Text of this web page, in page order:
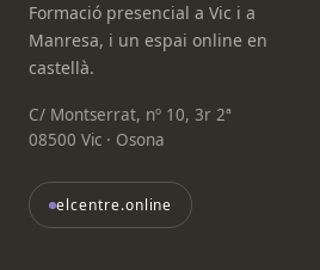
Formació presencial a Vic i a
Manresa, i un espai online en
castellà.
C/ Montserrat, nº 10, 3r 2ª
08500 Vic · Osona
elcentre.online